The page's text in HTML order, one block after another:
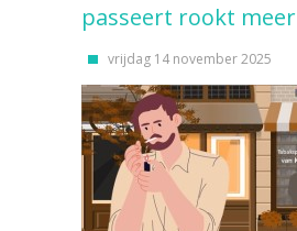
passeert rookt meer
vrijdag 14 november 2025